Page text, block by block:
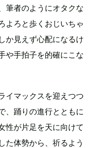
筆者のようにオタクな
よろと歩くおじいちゃ
か見えず心配になるけ
や手拍子を的確にこな
イマックスを迎えつつ
、踊りの進行とともに
性が片足を天に向けて
た体勢から、祈るよう